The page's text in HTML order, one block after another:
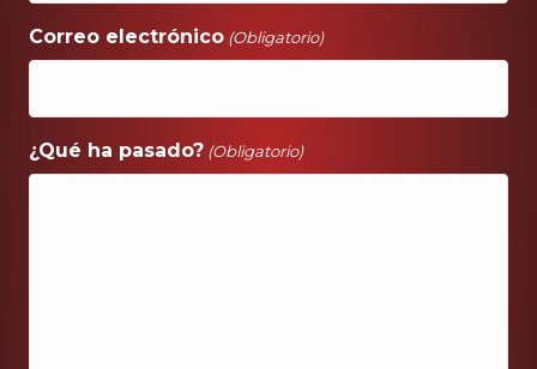
Correo electrónico (Obligatorio)
¿Qué ha pasado? (Obligatorio)